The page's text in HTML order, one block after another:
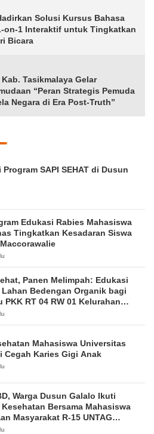
Solusi Kursus Bahasa
on-1 Interaktif untuk Tingkatkan
Bicara
Tasikmalaya Gelar
“Peran Strategis Pemuda
Negara di Era Post-Truth”
SAPI SEHAT di Dusun
Edukasi Rabies Mahasiswa
Tingkatkan Kesadaran Siswa
Panen Melimpah: Edukasi
Bedengan Organik bagi
PKK RT 04 RW 01 Kelurahan
Mahasiswa Universitas
Cegah Karies Gigi Anak
Warga Dusun Galalo Ikuti
Bersama Mahasiswa
Masyarakat R-15 UNTAG